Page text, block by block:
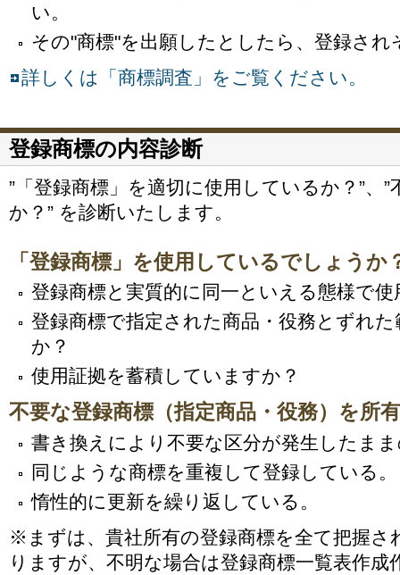
い。
その"商標"を出願したとしたら、登録され
詳しくは「商標調査」をご覧ください。
登録商標の内容診断
”「登録商標」を適切に使用しているか？”、
か？” を診断いたします。
「登録商標」を使用しているでしょうか
登録商標と実質的に同一といえる態様で
登録商標で指定された商品・役務とずれ
か？
使用証拠を蓄積していますか？
不要な登録商標（指定商品・役務）を所
書き換えにより不要な区分が発生したま
同じような商標を重複して登録している。
惰性的に更新を繰り返している。
※まずは、貴社所有の登録商標を全て把握さ
りますが、不明な場合は登録商標一覧表作